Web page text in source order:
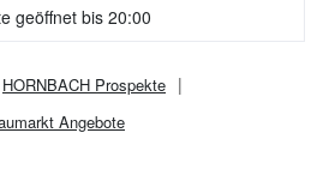
geöffnet bis 20:00
HORNBACH Prospekte
Angebote